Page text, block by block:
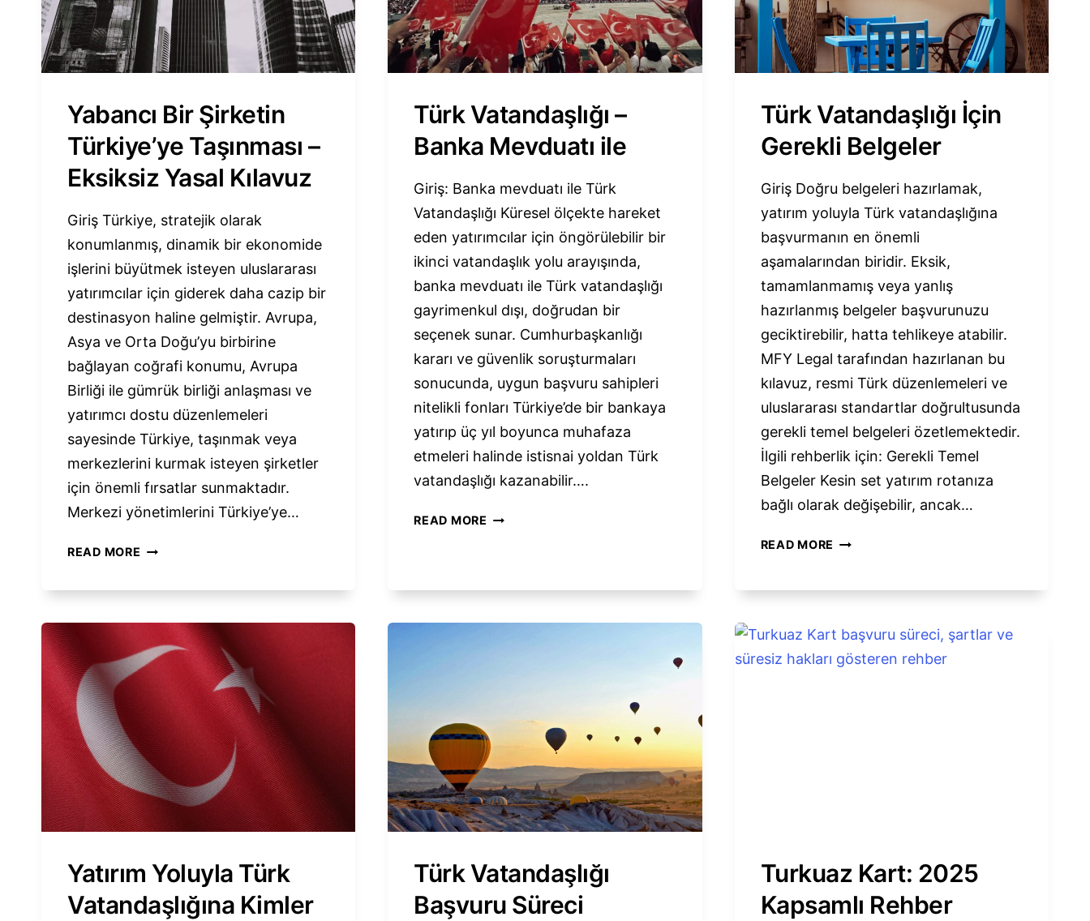
Yabancı Bir Şirketin
Türkiye’ye Taşınması –
Eksiksiz Yasal Kılavuz
Giriş Türkiye, stratejik olarak
konumlanmış, dinamik bir ekonomide
işlerini büyütmek isteyen uluslararası
yatırımcılar için giderek daha cazip bir
destinasyon haline gelmiştir. Avrupa,
Asya ve Orta Doğu’yu birbirine
bağlayan coğrafi konumu, Avrupa
Birliği ile gümrük birliği anlaşması ve
yatırımcı dostu düzenlemeleri
sayesinde Türkiye, taşınmak veya
merkezlerini kurmak isteyen şirketler
için önemli fırsatlar sunmaktadır.
Merkezi yönetimlerini Türkiye’ye…
READ MORE YABANCI
TÜRKIYE’YE
TAŞINMASI
–
KILAVUZ
Türk Vatandaşlığı –
Banka Mevduatı ile
Giriş: Banka mevduatı ile Türk
Vatandaşlığı Küresel ölçekte hareket
eden yatırımcılar için öngörülebilir bir
ikinci vatandaşlık yolu arayışında,
banka mevduatı ile Türk vatandaşlığı
gayrimenkul dışı, doğrudan bir
seçenek sunar. Cumhurbaşkanlığı
kararı ve güvenlik soruşturmaları
sonucunda, uygun başvuru sahipleri
nitelikli fonları Türkiye’de bir bankaya
yatırıp üç yıl boyunca muhafaza
etmeleri halinde istisnai yoldan Türk
vatandaşlığı kazanabilir….
READ MORE TÜRK
BANKA
Türk Vatandaşlığı İçin
Gerekli Belgeler
Giriş Doğru belgeleri hazırlamak,
yatırım yoluyla Türk vatandaşlığına
başvurmanın en önemli
aşamalarından biridir. Eksik,
tamamlanmamış veya yanlış
hazırlanmış belgeler başvurunuzu
geciktirebilir, hatta tehlikeye atabilir.
MFY Legal tarafından hazırlanan bu
kılavuz, resmi Türk düzenlemeleri ve
uluslararası standartlar doğrultusunda
gerekli temel belgeleri özetlemektedir.
İlgili rehberlik için: Gerekli Temel
Belgeler Kesin set yatırım rotanıza
bağlı olarak değişebilir, ancak…
READ MORE TÜRK
İÇIN
BELGELER
Yatırım Yoluyla Türk
Vatandaşlığına Kimler
Türk Vatandaşlığı
Başvuru Süreci
Turkuaz Kart: 2025
Kapsamlı Rehber